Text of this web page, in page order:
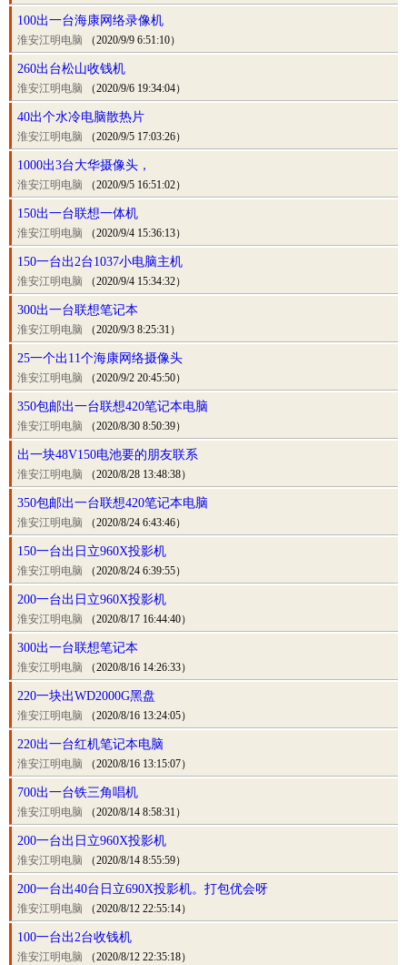
100出一台海康网络录像机
淮安江明电脑 （2020/9/9 6:51:10）
260出台松山收钱机
淮安江明电脑 （2020/9/6 19:34:04）
40出个水冷电脑散热片
淮安江明电脑 （2020/9/5 17:03:26）
1000出3台大华摄像头，
淮安江明电脑 （2020/9/5 16:51:02）
150出一台联想一体机
淮安江明电脑 （2020/9/4 15:36:13）
150一台出2台1037小电脑主机
淮安江明电脑 （2020/9/4 15:34:32）
300出一台联想笔记本
淮安江明电脑 （2020/9/3 8:25:31）
25一个出11个海康网络摄像头
淮安江明电脑 （2020/9/2 20:45:50）
350包邮出一台联想420笔记本电脑
淮安江明电脑 （2020/8/30 8:50:39）
出一块48V150电池要的朋友联系
淮安江明电脑 （2020/8/28 13:48:38）
350包邮出一台联想420笔记本电脑
淮安江明电脑 （2020/8/24 6:43:46）
150一台出日立960X投影机
淮安江明电脑 （2020/8/24 6:39:55）
200一台出日立960X投影机
淮安江明电脑 （2020/8/17 16:44:40）
300出一台联想笔记本
淮安江明电脑 （2020/8/16 14:26:33）
220一块出WD2000G黑盘
淮安江明电脑 （2020/8/16 13:24:05）
220出一台红机笔记本电脑
淮安江明电脑 （2020/8/16 13:15:07）
700出一台铁三角唱机
淮安江明电脑 （2020/8/14 8:58:31）
200一台出日立960X投影机
淮安江明电脑 （2020/8/14 8:55:59）
200一台出40台日立690X投影机。打包优会呀
淮安江明电脑 （2020/8/12 22:55:14）
100一台出2台收钱机
淮安江明电脑 （2020/8/12 22:35:18）